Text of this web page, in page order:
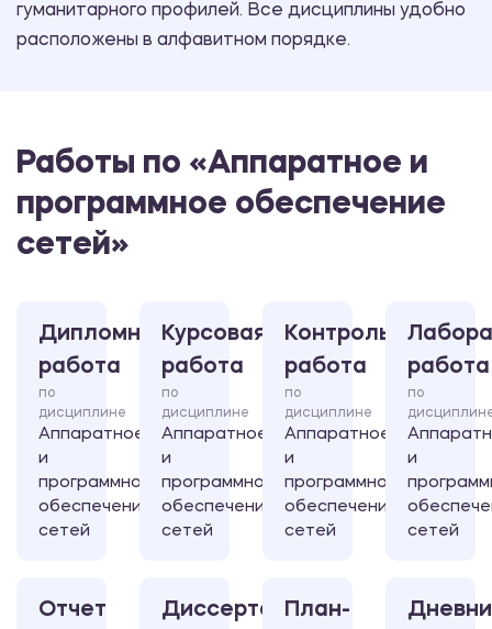
гуманитарного профилей. Все дисциплины удобно
расположены в алфавитном порядке.
Работы по «Аппаратное и
программное обеспечение
сетей»
Дипломная
работа
по
дисциплине
Аппаратное
и
программное
обеспечение
сетей
Курсовая
работа
по
дисциплине
Аппаратное
и
программное
обеспечение
сетей
Контрольная
работа
по
дисциплине
Аппаратное
и
программное
обеспечение
сетей
работа
по
и
сетей
Отчет
ДиссертацияПлан-